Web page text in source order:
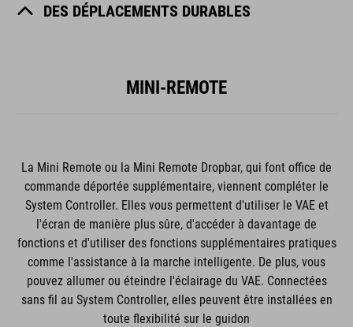
DES DÉPLACEMENTS DURABLES
MINI-REMOTE
La Mini Remote ou la Mini Remote Dropbar, qui font office de
commande déportée supplémentaire, viennent compléter le
System Controller. Elles vous permettent d'utiliser le VAE et
l'écran de manière plus sûre, d'accéder à davantage de
fonctions et d'utiliser des fonctions supplémentaires pratiques
comme l'assistance à la marche intelligente. De plus, vous
pouvez allumer ou éteindre l'éclairage du VAE. Connectées
sans fil au System Controller, elles peuvent être installées en
toute flexibilité sur le guidon